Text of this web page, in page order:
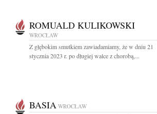
ROMUALD KULIKOWSKI
WROCŁAW
Z głębokim smutkiem zawiadamiamy, że w dniu 21
stycznia 2023 r. po długiej walce z chorobą,...
BASIA WROCŁAW